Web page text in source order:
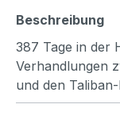
Beschreibung
387 Tage in der
Verhandlungen
und den